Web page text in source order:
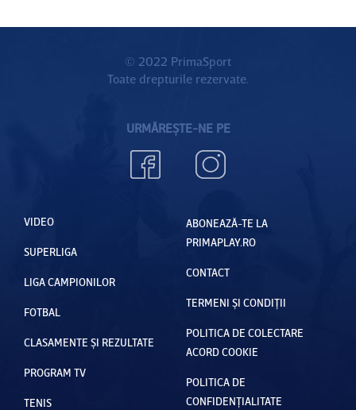
© 2022 PrimaSport
Toate drepturile rezervate.
URMĂREȘTE-NE PE
VIDEO
SUPERLIGA
LIGA CAMPIONILOR
FOTBAL
CLASAMENTE ȘI REZULTATE
PROGRAM TV
TENIS
ABONEAZĂ-TE LA
PRIMAPLAY.RO
CONTACT
TERMENI ȘI CONDIȚII
POLITICA DE COLECTARE
ACORD COOKIE
POLITICA DE
CONFIDENȚIALITATE